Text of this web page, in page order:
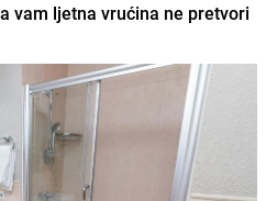
vam ljetna vrućina ne pretvori